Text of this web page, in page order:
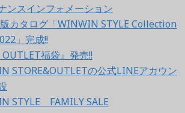
ンスインフォメーション
カタログ「WINWIN STYLE Collection
」完成!!
OUTLET福袋』発売!!
STORE&OUTLETの公式LINEアカウン
STYLE FAMILY SALE